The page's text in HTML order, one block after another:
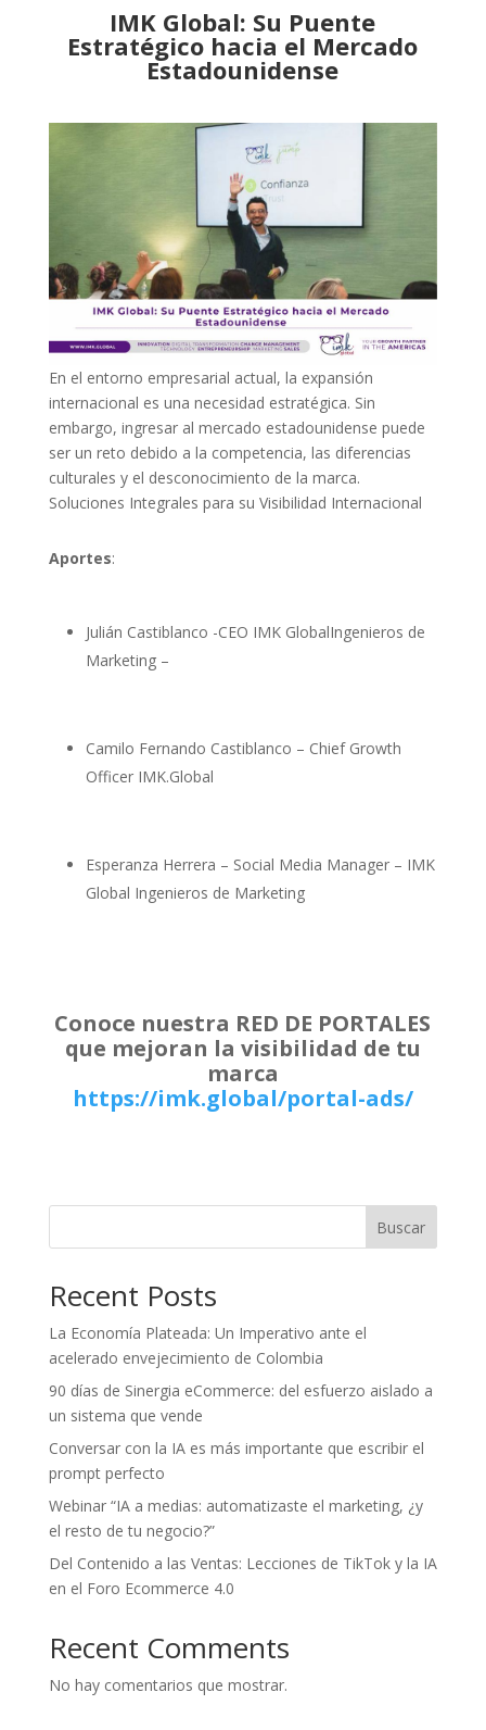
IMK Global: Su Puente
Estratégico hacia el Mercado
Estadounidense
En el entorno empresarial actual, la expansión
internacional es una necesidad estratégica. Sin
embargo, ingresar al mercado estadounidense puede
ser un reto debido a la competencia, las diferencias
culturales y el desconocimiento de la marca.
Soluciones Integrales para su Visibilidad Internacional
Aportes:
Julián Castiblanco -CEO IMK GlobalIngenieros de
Marketing –
Camilo Fernando Castiblanco – Chief Growth
Officer IMK.Global
Esperanza Herrera – Social Media Manager – IMK
Global Ingenieros de Marketing
Conoce nuestra RED DE PORTALES
que mejoran la visibilidad de tu
marca
https://imk.global/portal-ads/
Buscar
Recent Posts
La Economía Plateada: Un Imperativo ante el
acelerado envejecimiento de Colombia
90 días de Sinergia eCommerce: del esfuerzo aislado a
un sistema que vende
Conversar con la IA es más importante que escribir el
prompt perfecto
Webinar “IA a medias: automatizaste el marketing, ¿y
el resto de tu negocio?”
Del Contenido a las Ventas: Lecciones de TikTok y la IA
en el Foro Ecommerce 4.0
Recent Comments
No hay comentarios que mostrar.